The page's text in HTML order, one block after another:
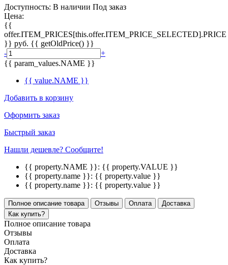
Доступность: В наличии Под заказ
Цена:
{{
offer.ITEM_PRICES[this.offer.ITEM_PRICE_SELECTED].PRICE
}} руб. {{ getOldPrice() }}
-
+
{{ param_values.NAME }}
{{ value.NAME }}
Добавить в корзину
Оформить заказ
Быстрый заказ
Нашли дешевле? Сообщите!
{{ property.NAME }}: {{ property.VALUE }}
{{ property.name }}: {{ property.value }}
{{ property.name }}: {{ property.value }}
Полное описание товара Отзывы Оплата
Доставка
Как купить?
Полное описание товара
Отзывы
Оплата
Доставка
Как купить?